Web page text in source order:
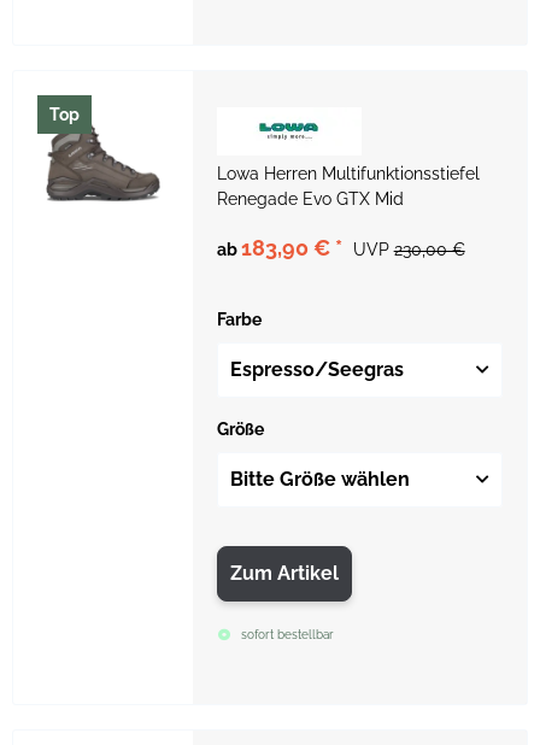
Top
Lowa Herren Multifunktionsstiefel
Renegade Evo GTX Mid
ab183,90 € * UVP 230,00 €
Farbe
Espresso/Seegras
Größe
Bitte Größe wählen
Zum Artikel
sofort bestellbar